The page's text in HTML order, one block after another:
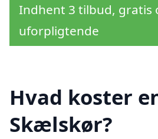
Indhent 3 tilbud, gratis
uforpligtende
Hvad koster
Skælskør?